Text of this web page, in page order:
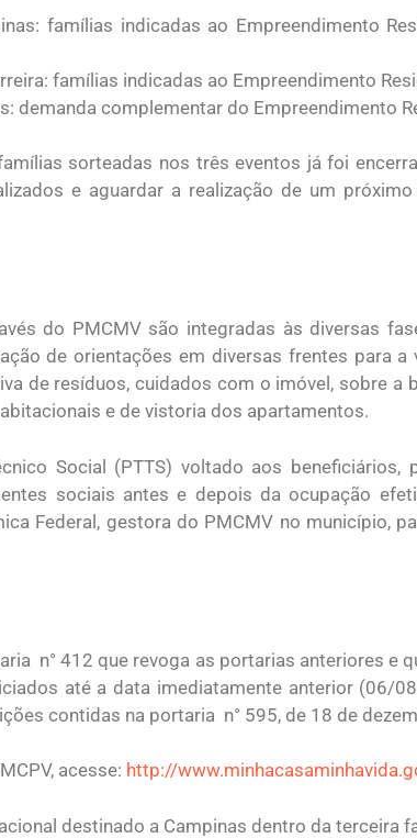
famílias indicadas ao Empreendimento
famílias indicadas ao Empreendimento
demanda complementar do Empreendimento
sorteadas nos três eventos já foi
e aguardar a realização de um
do PMCMV são integradas às diversas
de orientações em diversas frentes para a
de resíduos, cuidados com o imóvel, sobre a
e de vistoria dos apartamentos.
Social (PTTS) voltado aos beneficiários,
sociais antes e depois da ocupação
Federal, gestora do PMCMV no município,
n° 412 que revoga as portarias anteriores e
até a data imediatamente anterior (06/
contidas na portaria n° 595, de 18 de
acesse: http://
destinado a Campinas dentro da terceira